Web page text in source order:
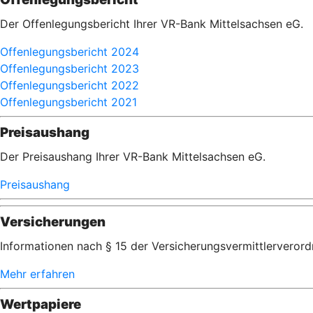
Der Offenlegungsbericht Ihrer VR-Bank Mittelsachsen eG.
Offenlegungsbericht 2024
Offenlegungsbericht 2023
Offenlegungsbericht 2022
Offenlegungsbericht 2021
Preisaushang
Der Preisaushang Ihrer VR-Bank Mittelsachsen eG.
Preisaushang
Versicherungen
Informationen nach § 15 der
Mehr erfahren
Wertpapiere